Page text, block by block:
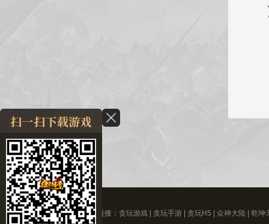
友情链接： 贪玩游戏 贪玩手游 贪玩H5 众神大陆
乾坤